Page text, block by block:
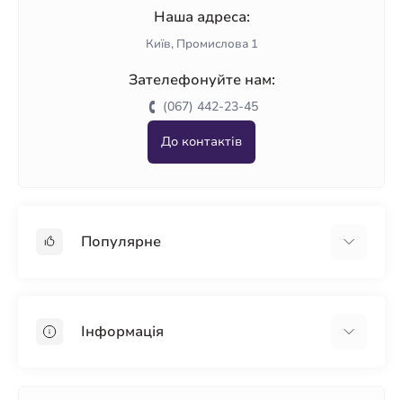
Наша адреса:
Київ, Промислова 1
Зателефонуйте нам:
(067) 442-23-45
До контактів
Популярне
ПінопластІнформація